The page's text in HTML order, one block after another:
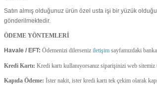
Satın almış olduğunuz ürün özel usta işi bir yüzük
gönderilmektedir.
ÖDEME YÖNTEMLERİ
Havale / EFT: Ödemenizi dilerseniz iletişim sayfamızdaki
Kredi Kartı: Kredi kartı kullanıyorsanız siparişinizi web
Kapıda Ödeme: İster nakit, ister kredi kartı tek çekim olarak